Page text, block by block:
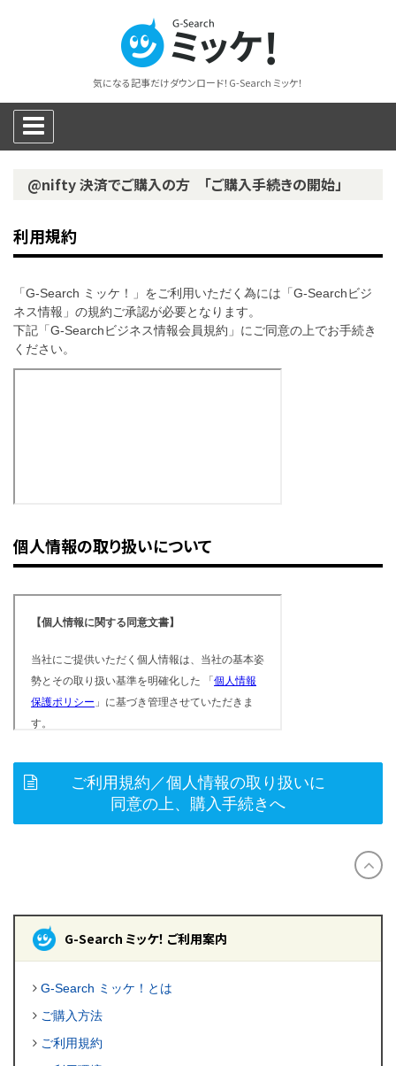
気になる記事だけダウンロード！G-Search ミッケ！
@nifty 決済でご購入の方 「ご購入手続きの開始」
利用規約
「G-Search ミッケ！」をご利用いただく為には「G-Searchビジ
ネス情報」の規約ご承認が必要となります。
下記「G-Searchビジネス情報会員規約」にご同意の上でお手続き
ください。
個人情報の取り扱いについて
ご利用規約／個人情報の取り扱いに
同意の上、購入手続きへ
G-Search ミッケ！ ご利用案内
G-Search ミッケ！とは
ご購入方法
ご利用規約